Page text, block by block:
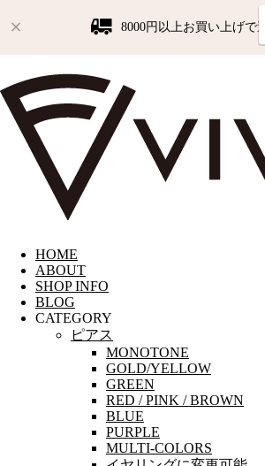
8000円以上お買い上げで
HOME
ABOUT
SHOP INFO
BLOG
CATEGORY
ピアス
MONOTONE
GOLD/YELLOW
GREEN
RED / PINK / BROWN
BLUE
PURPLE
MULTI-COLORS